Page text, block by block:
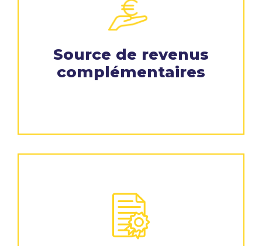
Source de revenus
complémentaires​